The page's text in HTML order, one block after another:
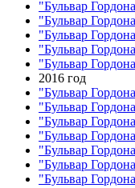
"Бульвар
"Бульвар
"Бульвар
"Бульвар
"Бульвар
2016 год
"Бульвар
"Бульвар
"Бульвар
"Бульвар
"Бульвар
"Бульвар
"Бульвар